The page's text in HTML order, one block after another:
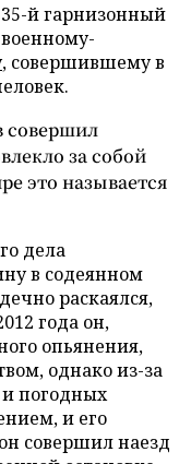
й гарнизонный
, совершившему в
совершил
за собой
это называется
дела
в содеянном
раскаялся,
года он,
опьянения,
однако из-за
погодных
и его
совершил наезд